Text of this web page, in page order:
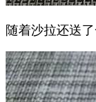
随着沙拉还送